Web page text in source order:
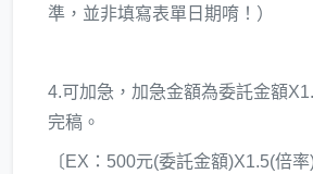
準，並非填寫表單日期唷！）
4.可加急，加急金額為委託金額
完稿。
〔EX：500元(委託金額)X1.5(倍